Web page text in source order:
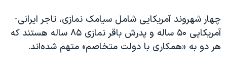
چهار شهروند آمریکایی شامل سیامک نمازی، تاجر ایرانی-
آمریکایی ۵۰ ساله و پدرش باقر نمازی ۸۵ ساله هستند که
هر دو به «همکاری با دولت متخاصم» متهم شده‌اند.